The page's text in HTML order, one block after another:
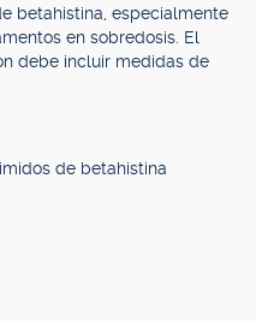
betahistina, especialmente
en sobredosis. El
debe incluir medidas de
de betahistina